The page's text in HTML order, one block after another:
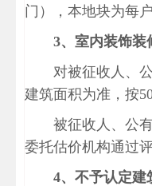
门），本地块为每
3、室内装
对被征收人、
建筑面积为准，按
被征收人、公
委托估价机构通过评
4、不予认定建